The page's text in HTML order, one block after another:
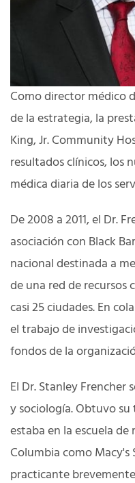
Como director médico
de la estrategia, la
King, Jr. Community
resultados clínicos, los
médica diaria de los
De 2008 a 2011, el Dr.
asociación con Black
nacional destinada a
de una red de recursos
casi 25 ciudades. En
el trabajo de
fondos de la
El Dr. Stanley
y sociología. Obtuvo
estaba en la escuela
Columbia como Macy's
practicante